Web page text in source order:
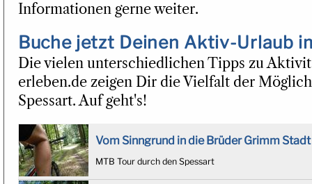
Informationen gerne weiter.
Buche jetzt Deinen Aktiv-Urlaub
Die vielen unterschiedlichen Tipps zu
erleben.de zeigen Dir die Vielfalt der
Spessart. Auf geht's!
Vom Sinngrund in die Brüder Grimm
MTB Tour durch den Spessart